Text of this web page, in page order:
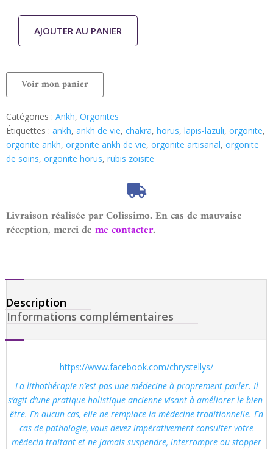
AJOUTER AU PANIER
Voir mon panier
Catégories : Ankh, Orgonites
Étiquettes : ankh, ankh de vie, chakra, horus, lapis-lazuli, orgonite,
orgonite ankh, orgonite ankh de vie, orgonite artisanal, orgonite
de soins, orgonite horus, rubis zoisite
Livraison réalisée par Colissimo. En cas de mauvaise
réception, merci de me contacter.
Description
Informations complémentaires
https://www.facebook.com/chrystellys/
La lithothérapie n’est pas une médecine à proprement parler. Il
s’agit d’une pratique holistique ancienne visant à améliorer le bien-
être. En aucun cas, elle ne remplace la médecine traditionnelle. En
cas de pathologie, vous devez impérativement consulter votre
médecin traitant et ne jamais suspendre, interrompre ou stopper